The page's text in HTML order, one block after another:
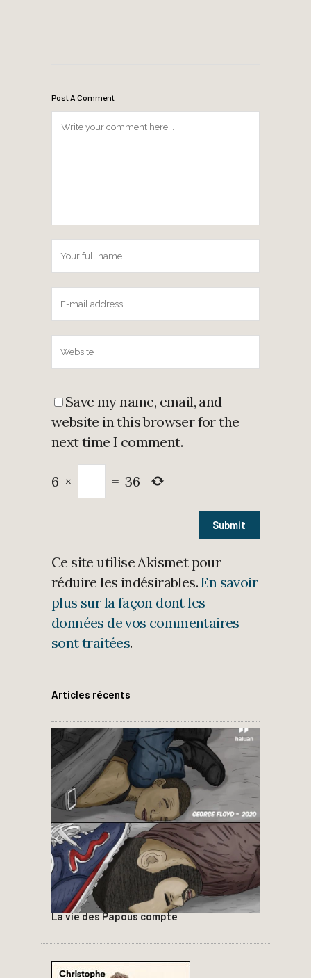
Post A Comment
Save my name, email, and
website in this browser for the
next time I comment.
6 × = 36
Ce site utilise Akismet pour
réduire les indésirables.En savoir
plus sur la façon dont les
données de vos commentaires
sont traitées.
Articles récents
La vie des Papous compte